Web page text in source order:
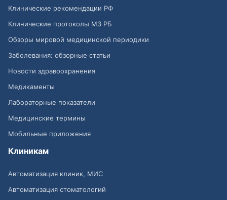
Клинические рекомендации РФ
Клинические протоколы МЗ РБ
Обзоры мировой медицинской периодики
Заболевания: обзорные статьи
Новости здравоохранения
Медикаменты
Лабораторные показатели
Медицинские термины
Мобильные приложения
Клиникам
Автоматизация клиник, МИС
Автоматизация стоматологий